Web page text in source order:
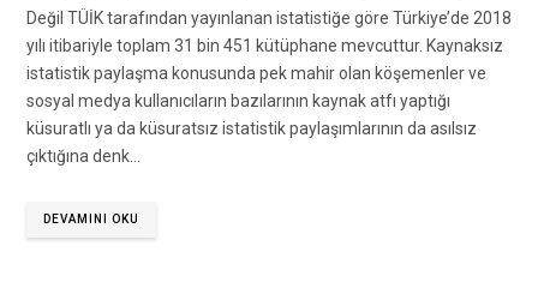
Değil TÜİK tarafından yayınlanan istatistiğe göre Türkiye’de 2018
yılı itibariyle toplam 31 bin 451 kütüphane mevcuttur. Kaynaksız
istatistik paylaşma konusunda pek mahir olan köşemenler ve
sosyal medya kullanıcıların bazılarının kaynak atfı yaptığı
küsuratlı ya da küsuratsız istatistik paylaşımlarının da asılsız
çıktığına denk…
DEVAMINI OKU